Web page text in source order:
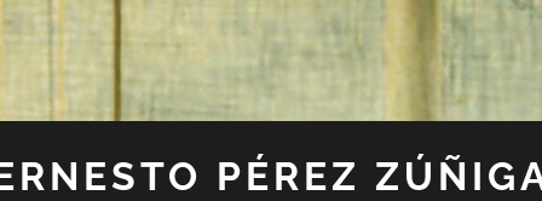
PÉREZ